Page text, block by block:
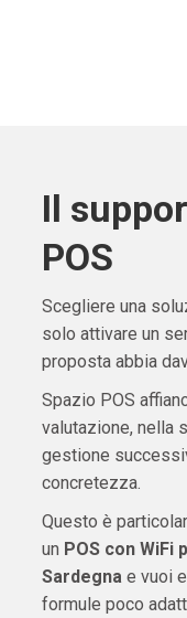
Il
POS
Scegliere una
solo attivare un
proposta abbia
Spazio POS
valutazione, nella
gestione
concretezza.
Questo è
un POS con WiFi
Sardegna e vuoi
formule poco